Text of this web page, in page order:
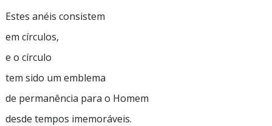
Estes anéis consistem
em círculos,
e o círculo
tem sido um emblema
de permanência para o Homem
desde tempos imemoráveis.